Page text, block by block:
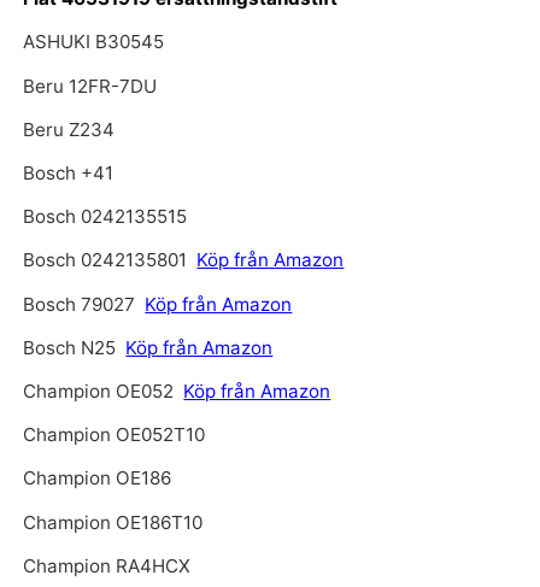
ASHUKI B30545
Beru 12FR-7DU
Beru Z234
Bosch +41
Bosch 0242135515
Bosch 0242135801 Köp från Amazon
Bosch 79027 Köp från Amazon
Bosch N25 Köp från Amazon
Champion OE052 Köp från Amazon
Champion OE052T10
Champion OE186
Champion OE186T10
Champion RA4HCX